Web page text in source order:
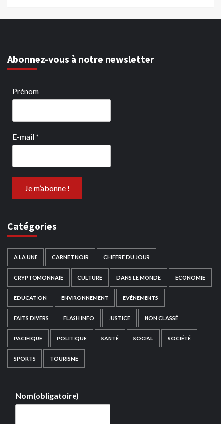
Abonnez-vous à notre newsletter
Prénom
E-mail*
Catégories
A LA UNE CARNET NOIR CHIFFRE DU JOUR
CRYPTOMONNAIE CULTURE DANS LE MONDE ECONOMIE
EDUCATION ENVIRONNEMENT EVÉNEMENTS
FAITS DIVERS FLASH INFO JUSTICE NON CLASSÉ
PACIFIQUE POLITIQUE SANTÉ SOCIAL SOCIÉTÉ
SPORTS TOURISME
Nom(obligatoire)